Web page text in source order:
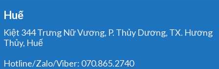
Huế
Kiệt 344 Trưng Nữ Vương, P. Thủy Dương, TX. Hương
Thủy, Huế
Hotline/Zalo/Viber: 070.865.2740